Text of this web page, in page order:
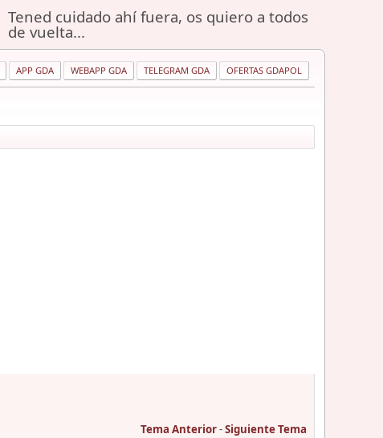
Tened cuidado ahí fuera, os quiero a todos
de vuelta...
APP GDA WEBAPP GDA TELEGRAM GDA OFERTAS GDAPOL
Tema Anterior-Siguiente Tema